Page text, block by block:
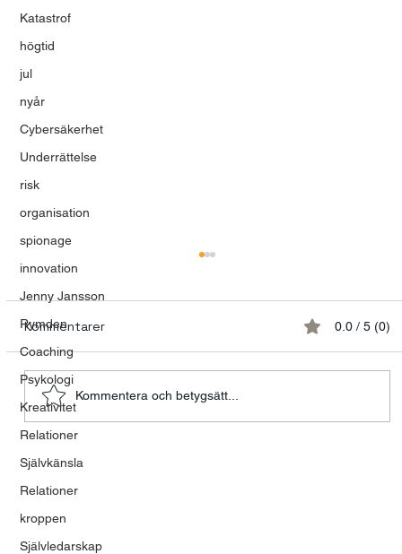
Katastrof
högtid
jul
nyår
Cybersäkerhet
Underrättelse
risk
organisation
spionage
innovation
Jenny Jansson
Rymden
Coaching
Psykologi
Kreativitet
Relationer
Självkänsla
Relationer
kroppen
Självledarskap
FÖRELÄSARNA - EN PLATTFORM FÖR
MENINGSFULLA BERÄTTELSER
Kommentarer 0.0 / 5 (0)
Kommentera och betygsätt...